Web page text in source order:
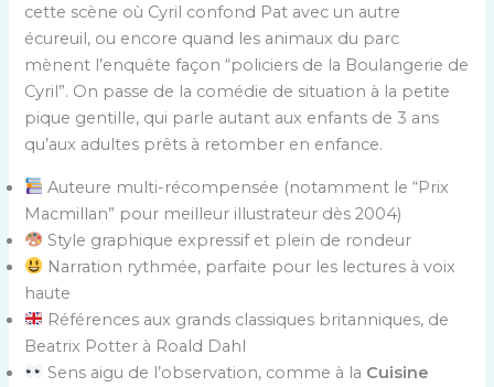
cette scène où Cyril confond Pat avec un autre
écureuil, ou encore quand les animaux du parc
mènent l’enquête façon “policiers de la Boulangerie de
Cyril”. On passe de la comédie de situation à la petite
pique gentille, qui parle autant aux enfants de 3 ans
qu’aux adultes prêts à retomber en enfance.
Auteure multi-récompensée (notamment le “Prix
Macmillan” pour meilleur illustrateur dès 2004)
Style graphique expressif et plein de rondeur
Narration rythmée, parfaite pour les lectures à voix
haute
Références aux grands classiques britanniques, de
Beatrix Potter à Roald Dahl
Sens aigu de l’observation, comme à la Cuisine